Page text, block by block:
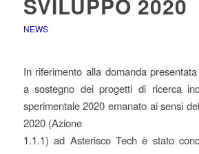
NEWS
In riferimento alla domanda
a sostegno dei progetti di ricerca
sperimentale 2020 emanato ai sensi
2020 (Azione
1.1.1) ad Asterisco Tech è stato